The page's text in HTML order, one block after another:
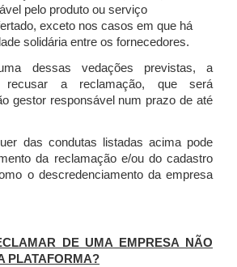
pelo produto ou serviço
exceto nos casos em que há
solidária entre os fornecedores.
dessas vedações previstas, a
recusar a reclamação, que será
gestor responsável num prazo de até
das condutas listadas acima pode
da reclamação e/ou do cadastro
o descredenciamento da empresa
DE UMA EMPRESA NÃO
PLATAFORMA?